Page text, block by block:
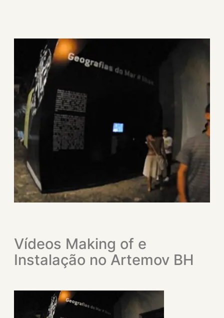
Vídeos Making of e
Instalação no Artemov BH